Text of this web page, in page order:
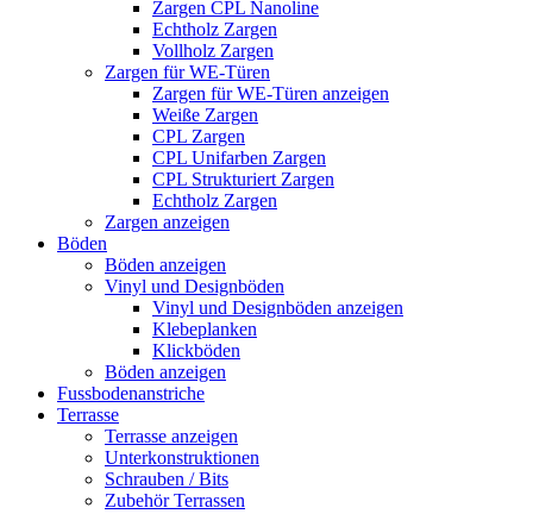
Zargen CPL Nanoline
Echtholz Zargen
Vollholz Zargen
Zargen für WE-Türen
Zargen für WE-Türen anzeigen
Weiße Zargen
CPL Zargen
CPL Unifarben Zargen
CPL Strukturiert Zargen
Echtholz Zargen
Zargen anzeigen
Böden
Böden anzeigen
Vinyl und Designböden
Vinyl und Designböden anzeigen
Klebeplanken
Klickböden
Böden anzeigen
Fussbodenanstriche
Terrasse
Terrasse anzeigen
Unterkonstruktionen
Schrauben / Bits
Zubehör Terrassen